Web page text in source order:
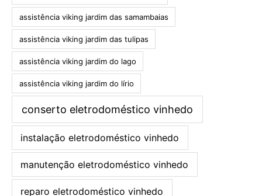
assistência viking jardim das samambaias
assistência viking jardim das tulipas
assistência viking jardim do lago
assistência viking jardim do lírio
conserto eletrodoméstico vinhedo
instalação eletrodoméstico vinhedo
manutenção eletrodoméstico vinhedo
reparo eletrodoméstico vinhedo